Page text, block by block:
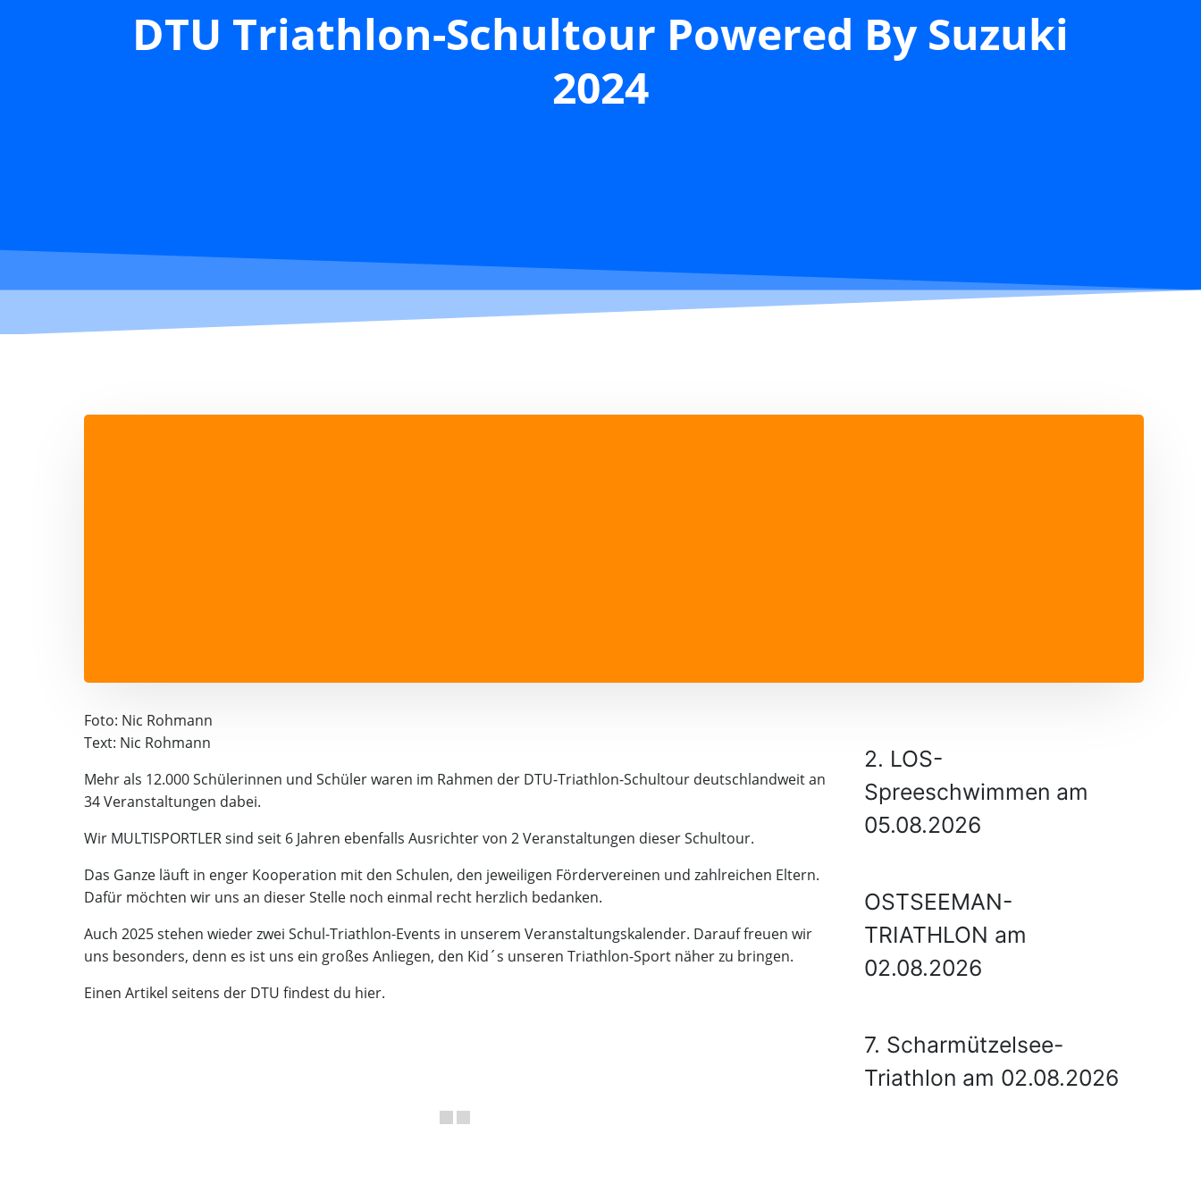
DTU Triathlon-Schultour Powered By Suzuki
2024
Foto: Nic Rohmann
Text: Nic Rohmann
Mehr als 12.000 Schülerinnen und Schüler waren im Rahmen der DTU-Triathlon-Schultour deutschlandweit an
34 Veranstaltungen dabei.
Wir MULTISPORTLER sind seit 6 Jahren ebenfalls Ausrichter von 2 Veranstaltungen dieser Schultour.
Das Ganze läuft in enger Kooperation mit den Schulen, den jeweiligen Fördervereinen und zahlreichen Eltern.
Dafür möchten wir uns an dieser Stelle noch einmal recht herzlich bedanken.
Auch 2025 stehen wieder zwei Schul-Triathlon-Events in unserem Veranstaltungskalender. Darauf freuen wir
uns besonders, denn es ist uns ein großes Anliegen, den Kid´s unseren Triathlon-Sport näher zu bringen.
Einen Artikel seitens der DTU findest du hier.
2. LOS-
Spreeschwimmen am
05.08.2026
OSTSEEMAN-
TRIATHLON am
02.08.2026
7. Scharmützelsee-
Triathlon am 02.08.2026